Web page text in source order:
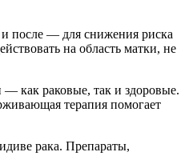
и после — для снижения риска
на область матки, не
— как раковые, так и здоровые.
терапия помогает
рака. Препараты,